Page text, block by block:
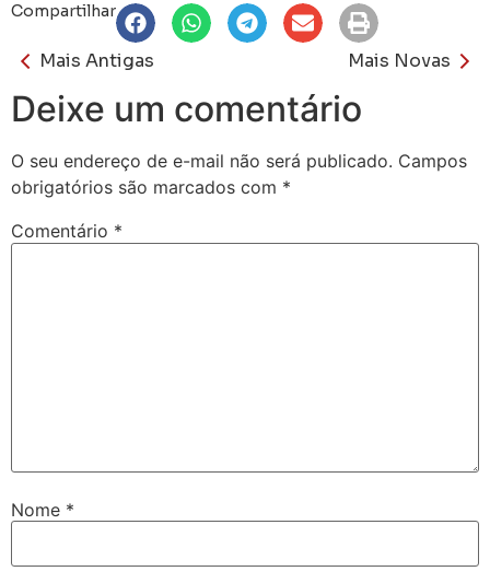
Compartilhar
Mais Antigas Mais Novas
Deixe um comentário
O seu endereço de e-mail não será publicado. Campos
obrigatórios são marcados com *
Comentário *
Nome *